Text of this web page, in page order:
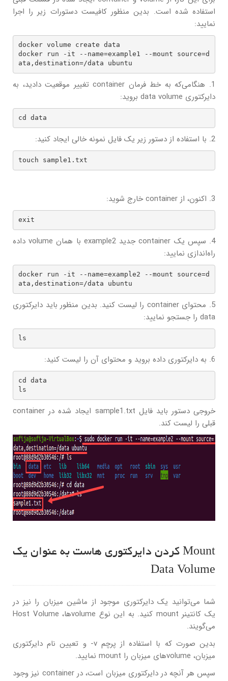
استفاده شده است. بدین منظور کافیست دستورات زیر را اجرا
نمایید:
docker volume create data
docker run -it --name=example1 --mount source=d
ata,destination=/data ubuntu
1. هنگامی‌که به خط فرمان container تغییر موقعیت دادید، به
دایرکتوری data volume بروید:
cd data
2. با استفاده از دستور زیر یک فایل نمونه خالی ایجاد کنید:
touch sample1.txt
3. اکنون، از container خارج شوید:
exit
4. سپس یک container جدید example2 با همان volume داده
راه‌اندازی نمایید:
docker run -it --name=example2 --mount source=d
ata,destination=/data ubuntu
5. محتوای container را لیست کنید. بدین منظور باید دایرکتوری
data را جستجو نمایید:
ls
6. به دایرکتوری داده بروید و محتوای آن را لیست کنید:
cd data
ls
خروجی دستور باید فایل sample1.txt ایجاد شده در container
قبلی را لیست کند.
Mount کردن دایرکتوری هاست به عنوان یک
Data Volume
شما می‌توانید یک دایرکتوری موجود از ماشین میزبان را نیز در
یک کانتینر mount کنید. به این نوع volumeها، Host Volume
می‌گویند.
بدین صورت که با استفاده از پرچم v- و تعیین نام دایرکتوری
میزبان، volumeهای میزبان را mount نمایید.
سپس هر آنچه در دایرکتوری میزبان است، در container نیز وجود